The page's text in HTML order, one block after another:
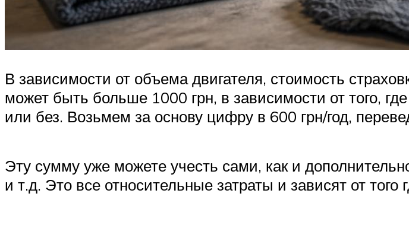
В зависимости от объема двигателя, стоимость
может быть больше 1000 грн, в зависимости от того,
или без. Возьмем за основу цифру в 600 грн/год,
Эту сумму уже можете учесть сами, как и
и т.д. Это все относительные затраты и зависят от того